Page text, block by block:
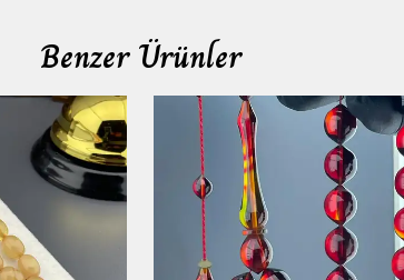
Benzer Ürünler